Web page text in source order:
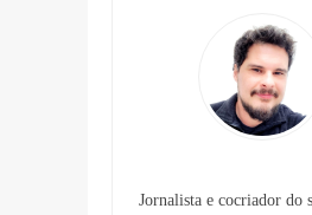
Jornalista e cocriador do